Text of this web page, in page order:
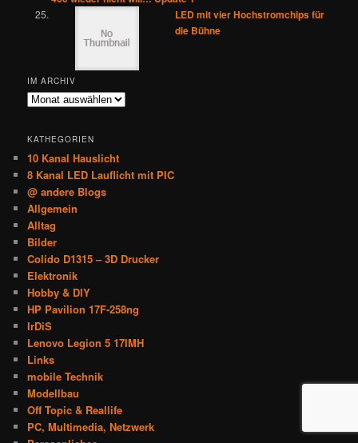
LED mit vier Hochstromchips für
die Bühne
IM ARCHIV
Im
KATHEGORIEN
10 Kanal Hauslicht
8 Kanal LED Lauflicht mit PIC
@ andere Blogs
Allgemein
Alltag
Bilder
Colido D1315 – 3D Drucker
Elektronik
Hobby & DIY
HP Pavilion 17F-258ng
IrDiS
Lenovo Legion 5 17IMH
Links
mobile Technik
Modellbau
Off Topic & Reallife
PC, Multimedia, Netzwerk